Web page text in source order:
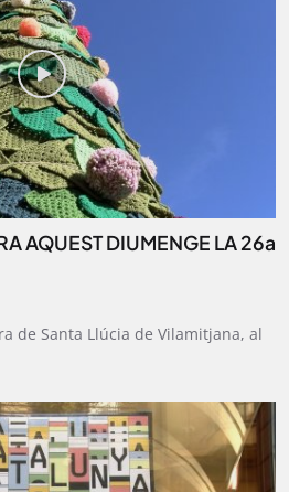
AQUEST DIUMENGE LA 26a
de Santa Llúcia de Vilamitjana, al
i enviada directament
te al nostre butlletí i segueix